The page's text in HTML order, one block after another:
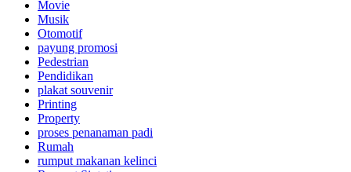
Movie
Musik
Otomotif
payung promosi
Pedestrian
Pendidikan
plakat souvenir
Printing
Property
proses penanaman padi
Rumah
rumput makanan kelinci